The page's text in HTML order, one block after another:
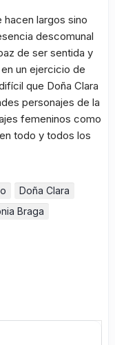
hacen largos sino
descomunal
de ser sentida y
un ejercicio de
que Doña Clara
personajes de la
femeninos como
todo y todos los
Doña Clara
Braga